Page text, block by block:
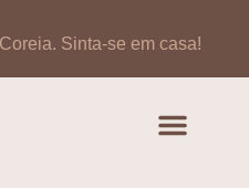
Sinta-se em casa!